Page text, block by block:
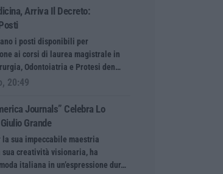
Arriva Il Decreto:
i posti disponibili per
ai corsi di laurea magistrale in
Odontoiatria e Protesi den…
20:49
Journals” Celebra Lo
Grande
la sua impeccabile maestria
creatività visionaria, ha
italiana in un’espressione dur…